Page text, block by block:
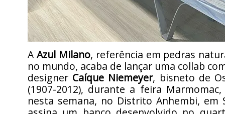
AAzul Milano, referência em pedras
no mundo, acaba de lançar uma collab
designer Caíque Niemeyer, bisneto de
(1907-2012), durante a feira
nesta semana, no Distrito Anhembi, em